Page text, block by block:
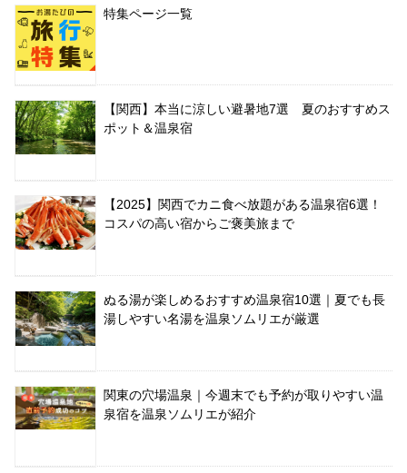
特集ページ一覧
【関西】本当に涼しい避暑地7選 夏のおすすめス
ポット＆温泉宿
【2025】関西でカニ食べ放題がある温泉宿6選！
コスパの高い宿からご褒美旅まで
ぬる湯が楽しめるおすすめ温泉宿10選｜夏でも長
湯しやすい名湯を温泉ソムリエが厳選
関東の穴場温泉｜今週末でも予約が取りやすい温
泉宿を温泉ソムリエが紹介